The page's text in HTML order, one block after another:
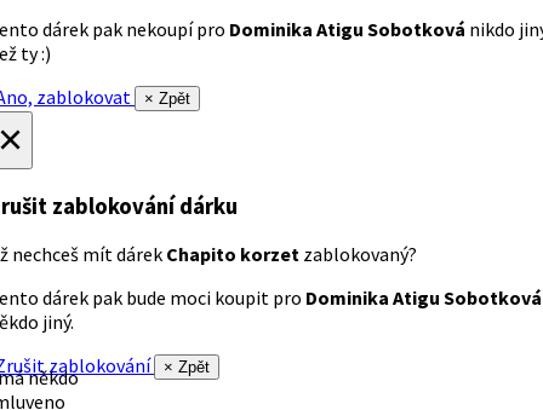
dárek pak nekoupí pro Dominika Atigu Sobotková nikdo
ty :)
zablokovat
× Zpět
zablokování dárku
nechceš mít dárek Chapito korzet zablokovaný?
dárek pak bude moci koupit pro Dominika Atigu Sobotková
jiný.
zablokování
× Zpět
někdo